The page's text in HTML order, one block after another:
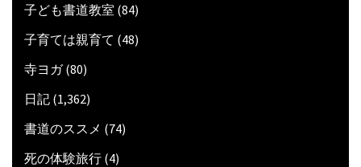
子ども書道教室 (84)
子育ては親育て (48)
寺ヨガ(80)
日記 (1,362)
書道のススメ (74)
死の体験旅行 (4)